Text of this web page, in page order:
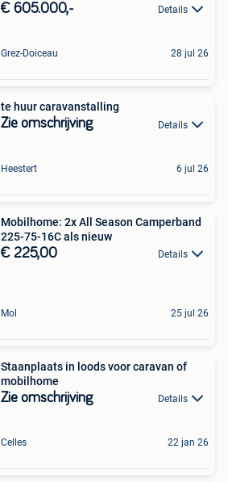
€ 605.000,- Details
Grez-Doiceau 28 jul 26
te huur caravanstalling
Zie omschrijving Details
Heestert 6 jul 26
Mobilhome: 2x All Season Camperband
225-75-16C als nieuw
€ 225,00 Details
Mol 25 jul 26
Staanplaats in loods voor caravan of
mobilhome
Zie omschrijving Details
Celles 22 jan 26